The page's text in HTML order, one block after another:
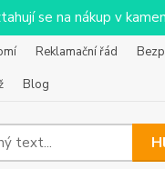
se na nákup v
Reklamační řád
Blog